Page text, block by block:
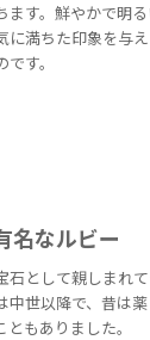
ます。鮮やかで明
に満ちた印象を与
す。
名なルビー
石として親しまれ
中世以降で、昔は
もありました。